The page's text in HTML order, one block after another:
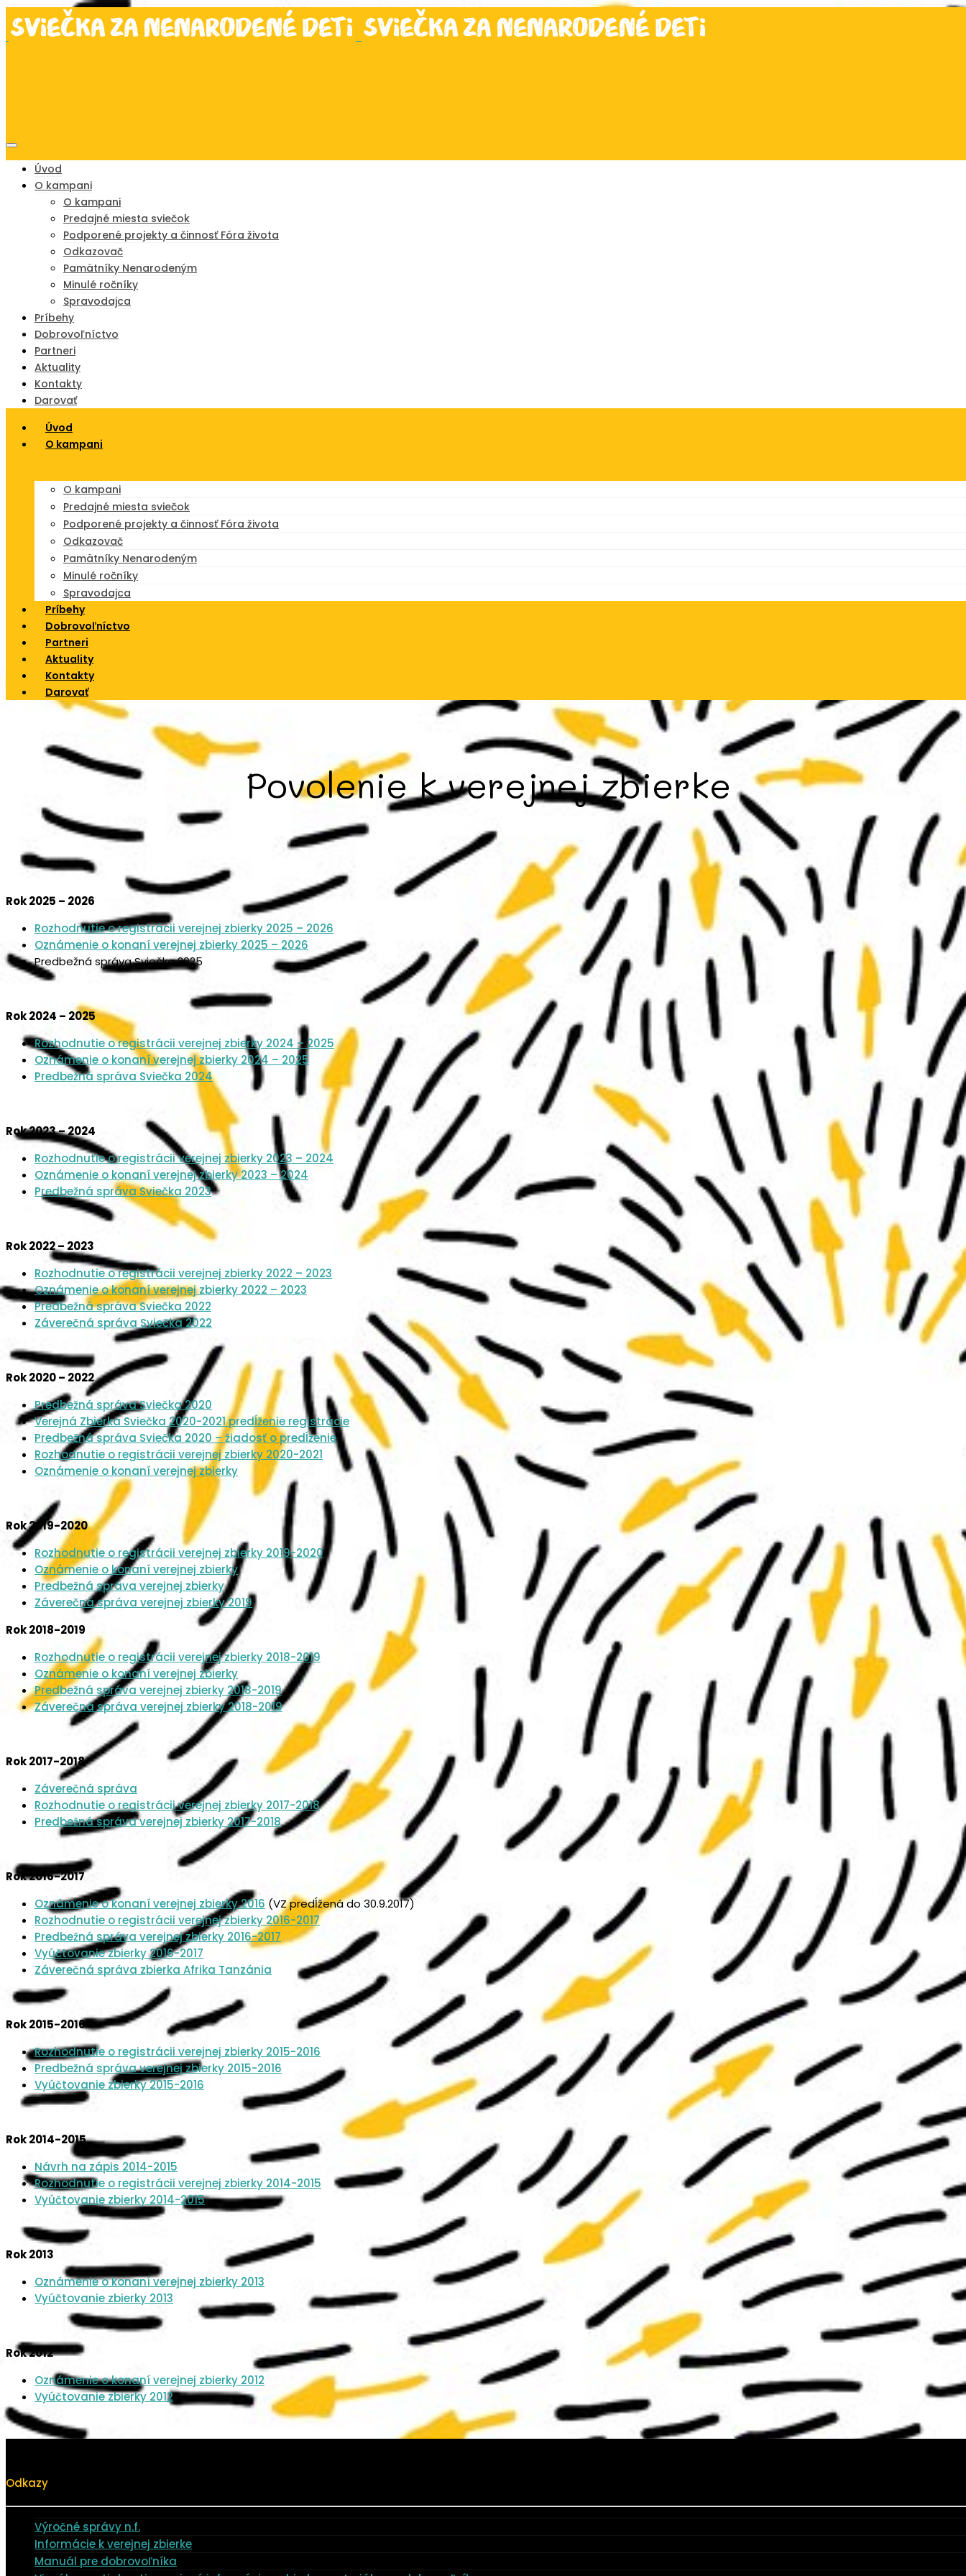
Úvod
O kampani
O kampani
Predajné miesta sviečok
Podporené projekty a činnosť Fóra života
Odkazovač
Pamätníky Nenarodeným
Minulé ročníky
Spravodajca
Príbehy
Dobrovoľníctvo
Partneri
Aktuality
Kontakty
Darovať
Úvod
O kampani
O kampani
Predajné miesta sviečok
Podporené projekty a činnosť Fóra života
Odkazovač
Pamätníky Nenarodeným
Minulé ročníky
Spravodajca
Príbehy
Dobrovoľníctvo
Partneri
Aktuality
Kontakty
Darovať
Povolenie k verejnej zbierke
Rok 2025 – 2026
Rozhodnutie o registrácii verejnej zbierky 2025 – 2026
Oznámenie o konaní verejnej zbierky 2025 – 2026
Predbežná správa Sviečka 2025
Rok 2024 – 2025
Rozhodnutie o registrácii verejnej zbierky 2024 – 2025
Oznámenie o konaní verejnej zbierky 2024 – 2025
Predbežná správa Sviečka 2024
Rok 2023 – 2024
Rozhodnutie o registrácii verejnej zbierky 2023 – 2024
Oznámenie o konaní verejnej zbierky 2023 – 2024
Predbežná správa Sviečka 2023
Rok 2022 – 2023
Rozhodnutie o registrácii verejnej zbierky 2022 – 2023
Oznámenie o konaní verejnej zbierky 2022 – 2023
Predbežná správa Sviečka 2022
Záverečná správa Sviečka 2022
Rok 2020 – 2022
Predbežná správa Sviečka 2020
Verejná Zbierka Sviečka 2020-2021 predĺženie registrácie
Predbežná správa Sviečka 2020 – žiadosť o predĺženie
Rozhodnutie o registrácii verejnej zbierky 2020-2021
Oznámenie o konaní verejnej zbierky
Rok 2019-2020
Rozhodnutie o registrácii verejnej zbierky 2019-2020
Oznámenie o konaní verejnej zbierky
Predbežná správa verejnej zbierky
Záverečná správa verejnej zbierky 2019
Rok 2018-2019
Rozhodnutie o registrácii verejnej zbierky 2018-2019
Oznámenie o konaní verejnej zbierky
Predbežná správa verejnej zbierky 2018-2019
Záverečná správa verejnej zbierky 2018-2019
Rok 2017-2018
Záverečná správa
Rozhodnutie o registrácii verejnej zbierky 2017-2018
Predbežná správa verejnej zbierky 2017-2018
Rok 2016-2017
Oznámenie o konaní verejnej zbierky 2016 (VZ predĺžená do 30.9.2017)
Rozhodnutie o registrácii verejnej zbierky 2016-2017
Predbežná správa verejnej zbierky 2016-2017
Vyúčtovanie zbierky 2016-2017
Záverečná správa zbierka Afrika Tanzánia
Rok 2015-2016
Rozhodnutie o registrácii verejnej zbierky 2015-2016
Predbežná správa verejnej zbierky 2015-2016
Vyúčtovanie zbierky 2015-2016
Rok 2014-2015
Návrh na zápis 2014-2015
Rozhodnutie o registrácii verejnej zbierky 2014-2015
Vyúčtovanie zbierky 2014-2015
Rok 2013
Oznámenie o konaní verejnej zbierky 2013
Vyúčtovanie zbierky 2013
Rok 2012
Oznámenie o konaní verejnej zbierky 2012
Vyúčtovanie zbierky 2012
Odkazy
Výročné správy n.f.
Informácie k verejnej zbierke
Manuál pre dobrovoľníka